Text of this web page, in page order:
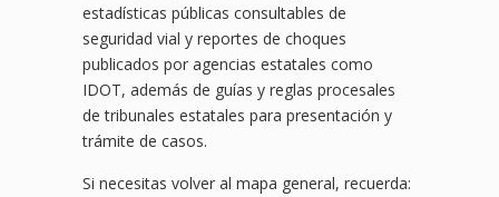
estadísticas públicas consultables de
seguridad vial y reportes de choques
publicados por agencias estatales como
IDOT, además de guías y reglas procesales
de tribunales estatales para presentación y
trámite de casos.
Si necesitas volver al mapa general, recuerda: